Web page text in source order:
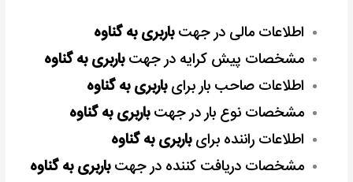
اطلاعات مالی در جهتباربری به گناوه
مشخصات پیش کرایه در جهتباربری به گناوه
اطلاعات صاحب بار برایباربری به گناوه
مشخصات نوع بار در جهتباربری به گناوه
اطلاعات راننده برایباربری به گناوه
مشخصات دریافت کننده در جهتباربری به گناوه